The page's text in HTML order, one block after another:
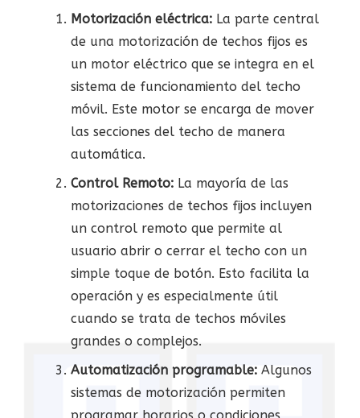
Motorización eléctrica: La parte central
de una motorización de techos fijos es
un motor eléctrico que se integra en el
sistema de funcionamiento del techo
móvil. Este motor se encarga de mover
las secciones del techo de manera
automática.
Control Remoto: La mayoría de las
motorizaciones de techos fijos incluyen
un control remoto que permite al
usuario abrir o cerrar el techo con un
simple toque de botón. Esto facilita la
operación y es especialmente útil
cuando se trata de techos móviles
grandes o complejos.
Automatización programable: Algunos
sistemas de motorización permiten